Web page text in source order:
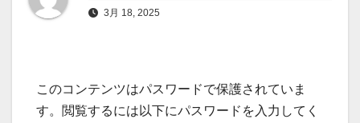
3月 18, 2025
このコンテンツはパスワードで保護されていま
す。閲覧するには以下にパスワードを入力してく